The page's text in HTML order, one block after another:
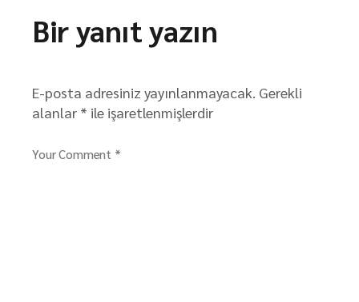
Bir yanıt yazın
E-posta adresiniz yayınlanmayacak. Gerekli
alanlar * ile işaretlenmişlerdir
Your Comment *